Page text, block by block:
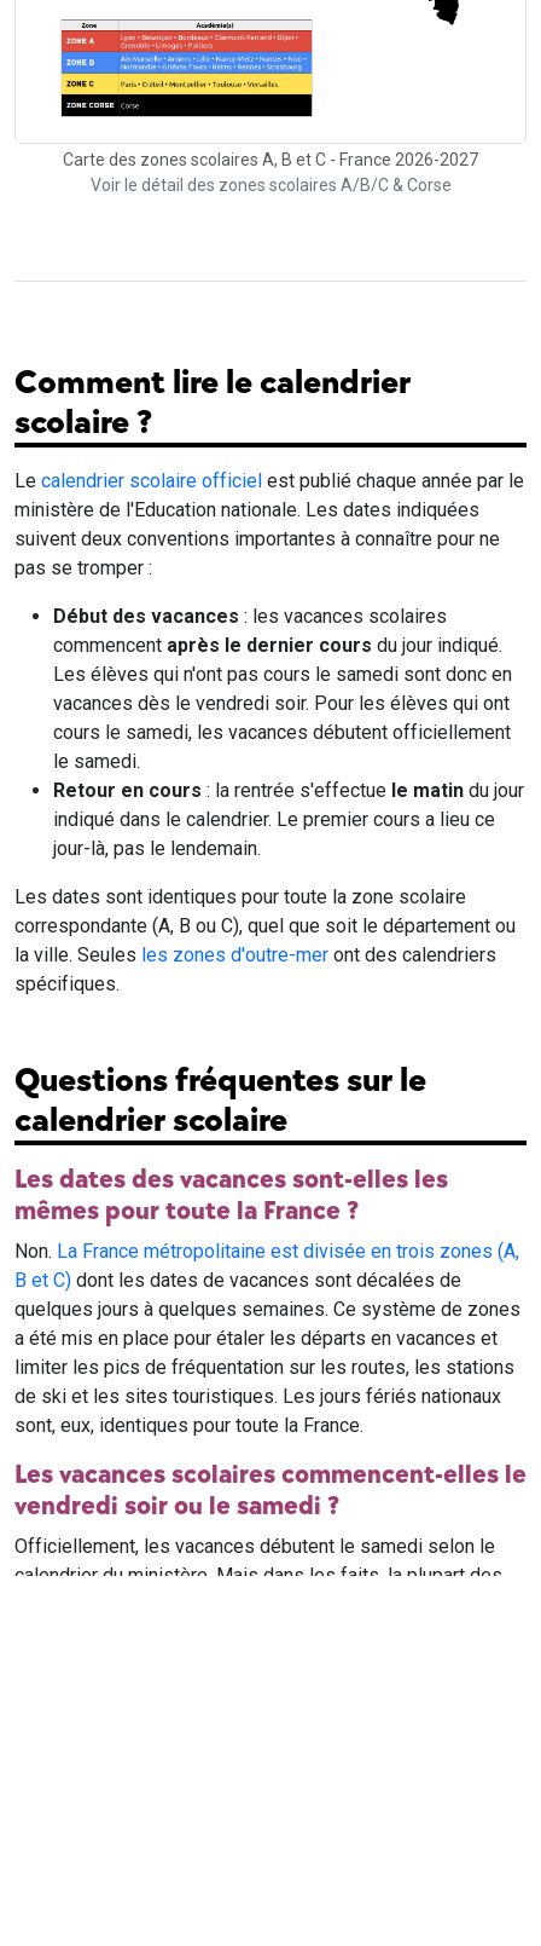
Carte des zones scolaires A, B et C - France 2026-2027
Voir le détail des zones scolaires A/B/C & Corse
Comment lire le calendrier
scolaire ?
Le calendrier scolaire officiel est publié chaque année par le
ministère de l'Education nationale. Les dates indiquées
suivent deux conventions importantes à connaître pour ne
pas se tromper :
Début des vacances : les vacances scolaires
commencent après le dernier cours du jour indiqué.
Les élèves qui n'ont pas cours le samedi sont donc en
vacances dès le vendredi soir. Pour les élèves qui ont
cours le samedi, les vacances débutent officiellement
le samedi.
Retour en cours : la rentrée s'effectue le matin du jour
indiqué dans le calendrier. Le premier cours a lieu ce
jour-là, pas le lendemain.
Les dates sont identiques pour toute la zone scolaire
correspondante (A, B ou C), quel que soit le département ou
la ville. Seules les zones d'outre-mer ont des calendriers
spécifiques.
Questions fréquentes sur le
calendrier scolaire
Les dates des vacances sont-elles les
mêmes pour toute la France ?
Non. La France métropolitaine est divisée en trois zones (A,
B et C) dont les dates de vacances sont décalées de
quelques jours à quelques semaines. Ce système de zones
a été mis en place pour étaler les départs en vacances et
limiter les pics de fréquentation sur les routes, les stations
de ski et les sites touristiques. Les jours fériés nationaux
sont, eux, identiques pour toute la France.
Les vacances scolaires commencent-elles le
vendredi soir ou le samedi ?
Officiellement, les vacances débutent le samedi selon le
calendrier du ministère. Mais dans les faits, la plupart des